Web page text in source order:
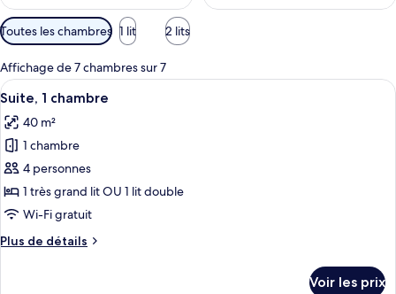
Filtres
disponibles
pour
les
chambres
Toutes les chambres 1 lit 2 lits
Affichage de 7 chambres sur 7
Afficher
toutes
les
photos
pour
ce
type
chambre :
Suite, 1 chambre | Minibar, bureau,
13
Suite, 1 chambre
40 m²
1 chambre
4 personnes
1 très grand lit OU 1 lit double
Wi-Fi gratuit
Plus de détails
Plus
Voir les prix